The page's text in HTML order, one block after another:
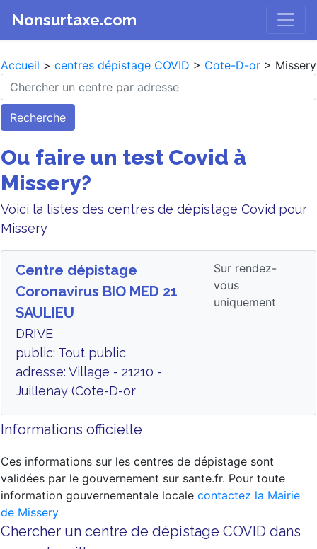
Nonsurtaxe.com
Accueil > centres dépistage COVID > Cote-D-or > Missery
Recherche
Ou faire un test Covid à
Missery?
Voici la listes des centres de dépistage Covid pour
Missery
Centre dépistage
Coronavirus BIO MED 21
SAULIEU
DRIVE
public: Tout public
adresse: Village - 21210 -
Juillenay (Cote-D-or
Sur rendez-
vous
uniquement
Informations officielle
Ces informations sur les centres de dépistage sont
validées par le gouvernement sur sante.fr. Pour toute
information gouvernementale locale contactez la Mairie
de Missery
Chercher un centre de dépistage COVID dans